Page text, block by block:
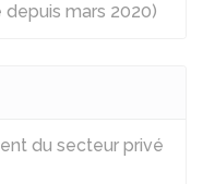
mars 2020)
du secteur privé